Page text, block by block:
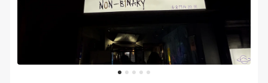
1 2 3 4 5